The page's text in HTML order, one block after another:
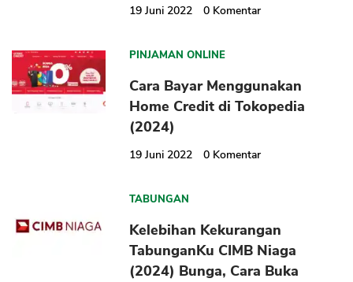
19 Juni 2022 0 Komentar
PINJAMAN ONLINE
Cara Bayar Menggunakan
Home Credit di Tokopedia
(2024)
19 Juni 2022 0 Komentar
TABUNGAN
Kelebihan Kekurangan
TabunganKu CIMB Niaga
(2024) Bunga, Cara Buka